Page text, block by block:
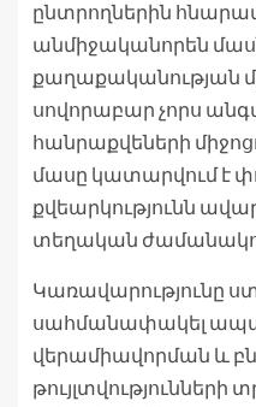
ընտրողներին
անմիջականորեն
քաղաքականության
սովորաբար չորս
հանրաքվեների
մասը կատարվում է
քվեարկությունն
տեղական
Կառավարությունը
սահմանափակել
վերամիավորման և